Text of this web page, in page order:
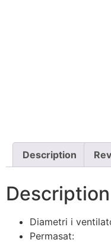
Description
Description
Diametri i
Permasat: